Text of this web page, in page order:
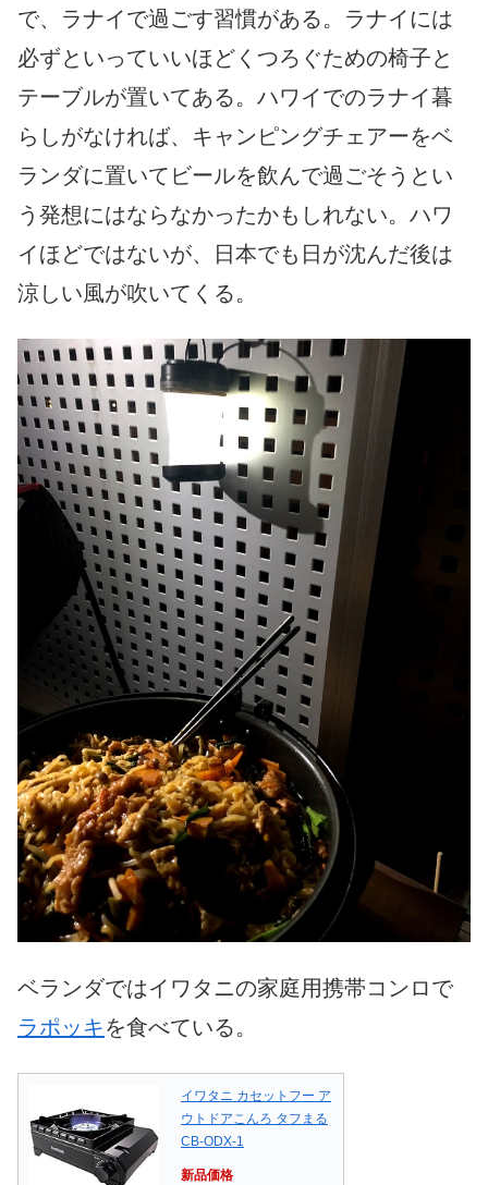
で、ラナイで過ごす習慣がある。ラナイには
必ずといっていいほどくつろぐための椅子と
テーブルが置いてある。ハワイでのラナイ暮
らしがなければ、キャンピングチェアーをベ
ランダに置いてビールを飲んで過ごそうとい
う発想にはならなかったかもしれない。ハワ
イほどではないが、日本でも日が沈んだ後は
涼しい風が吹いてくる。
ベランダではイワタニの家庭用携帯コンロで
ラポッキを食べている。
イワタニ カセットフー ア
ウトドアこんろ タフまる
CB-ODX-1
新品価格